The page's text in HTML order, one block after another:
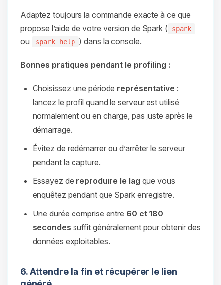
Adaptez toujours la commande exacte à ce que
propose l’aide de votre version de Spark (
spark
ou spark help ) dans la console.
Bonnes pratiques pendant le profiling :
Choisissez une période représentative :
lancez le profil quand le serveur est utilisé
normalement ou en charge, pas juste après le
démarrage.
Évitez de redémarrer ou d’arrêter le serveur
pendant la capture.
Essayez de reproduire le lag que vous
enquêtez pendant que Spark enregistre.
Une durée comprise entre 60 et 180
secondes suffit généralement pour obtenir des
données exploitables.
6. Attendre la fin et récupérer le lien
généré